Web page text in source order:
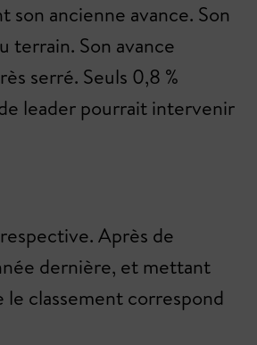
son ancienne avance. Son
terrain. Son avance
serré. Seuls 0,8 %
leader pourrait intervenir
Après de
dernière, et mettant
le classement correspond